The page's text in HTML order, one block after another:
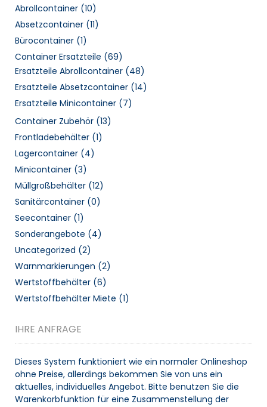
Abrollcontainer (10)
Absetzcontainer (11)
Bürocontainer (1)
Container Ersatzteile (69)
Ersatzteile Abrollcontainer (48)
Ersatzteile Absetzcontainer (14)
Ersatzteile Minicontainer (7)
Container Zubehör (13)
Frontladebehälter (1)
Lagercontainer (4)
Minicontainer (3)
Müllgroßbehälter (12)
Sanitärcontainer (0)
Seecontainer (1)
Sonderangebote (4)
Uncategorized (2)
Warnmarkierungen (2)
Wertstoffbehälter (6)
Wertstoffbehälter Miete (1)
IHRE ANFRAGE
Dieses System funktioniert wie ein normaler Onlineshop
ohne Preise, allerdings bekommen Sie von uns ein
aktuelles, individuelles Angebot. Bitte benutzen Sie die
Warenkorbfunktion für eine Zusammenstellung der